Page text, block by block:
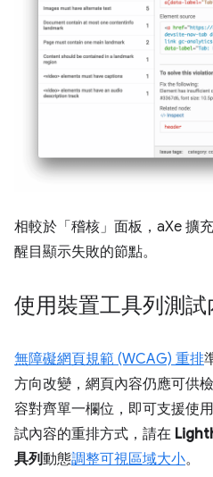
相較於「稽核」 面板，aXe 擴
醒目顯示失敗的節點。
使用裝置工具列測
無障礙網頁規範 (WCAG) 重排
方向改變，網頁內容仍應可供
容對齊單一欄位，即可支援使
試內容的重排方式，請在
具列動態調整可視區域大小。